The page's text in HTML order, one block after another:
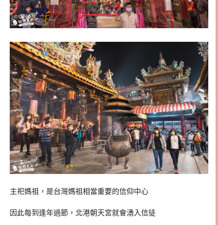
主祀媽祖，是台灣媽祖相當重要的信仰中心
因此每到逢年過節，北港朝天宮就會湧入信徒